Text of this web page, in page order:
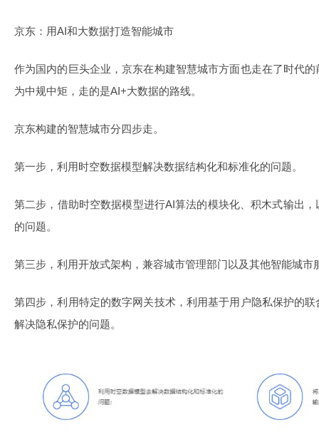
京东：用AI和大数据打造智能城市
作为国内的巨头企业，京东在构建智慧城市方面也走在了时代
为中规中矩，走的是AI+大数据的路线。
京东构建的智慧城市分四步走。
第一步，利用时空数据模型解决数据结构化和标准化的问题。
第二步，借助时空数据模型进行AI算法的模块化、积木式输出
的问题。
第三步，利用开放式架构，兼容城市管理部门以及其他智能城市
第四步，利用特定的数字网关技术，利用基于用户隐私保护的
解决隐私保护的问题。